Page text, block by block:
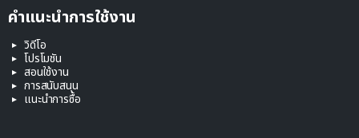
คำแนะนำการใช้งาน
วิดีโอ
โปรโมชัน
สอนใช้งาน
การสนับสนุน
แนะนำการซื้อ